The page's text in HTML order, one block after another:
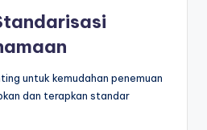
untuk kemudahan penemuan
dan terapkan standar